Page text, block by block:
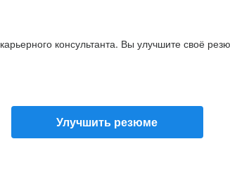
консультанта. Вы улучшите своё
Улучшить резюме